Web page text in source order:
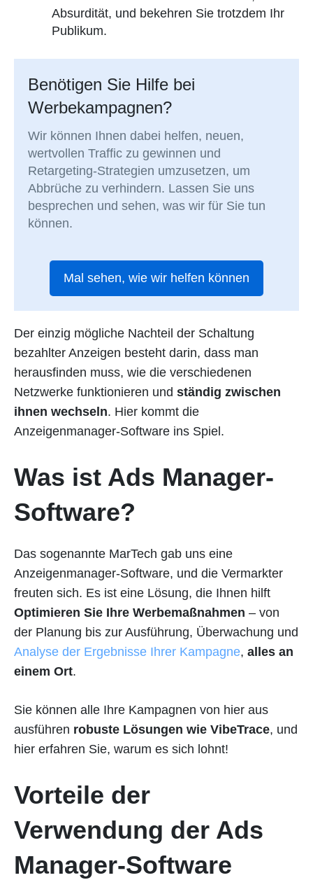
Absurdität, und bekehren Sie trotzdem Ihr
Publikum.
Benötigen Sie Hilfe bei
Werbekampagnen?
Wir können Ihnen dabei helfen, neuen,
wertvollen Traffic zu gewinnen und
Retargeting-Strategien umzusetzen, um
Abbrüche zu verhindern. Lassen Sie uns
besprechen und sehen, was wir für Sie tun
können.
Mal sehen, wie wir helfen können
Der einzig mögliche Nachteil der Schaltung
bezahlter Anzeigen besteht darin, dass man
herausfinden muss, wie die verschiedenen
Netzwerke funktionieren und ständig zwischen
ihnen wechseln. Hier kommt die
Anzeigenmanager-Software ins Spiel.
Was ist Ads Manager-
Software?
Das sogenannte MarTech gab uns eine
Anzeigenmanager-Software, und die Vermarkter
freuten sich. Es ist eine Lösung, die Ihnen hilft
Optimieren Sie Ihre Werbemaßnahmen – von
der Planung bis zur Ausführung, Überwachung und
Analyse der Ergebnisse Ihrer Kampagne, alles an
einem Ort.
Sie können alle Ihre Kampagnen von hier aus
ausführen robuste Lösungen wie VibeTrace, und
hier erfahren Sie, warum es sich lohnt!
Vorteile der
Verwendung der Ads
Manager-Software